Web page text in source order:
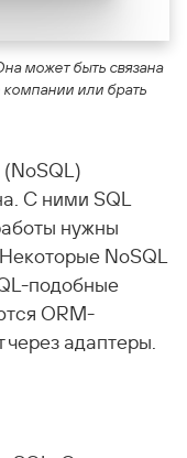
может быть связана
или брать
С ними SQL
нужны
NoSQL
подобные
ORM-
адаптеры.